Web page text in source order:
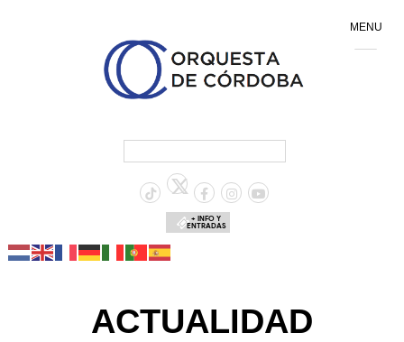
+ INFO Y
ENTRADAS
ACTUALIDAD
MENU